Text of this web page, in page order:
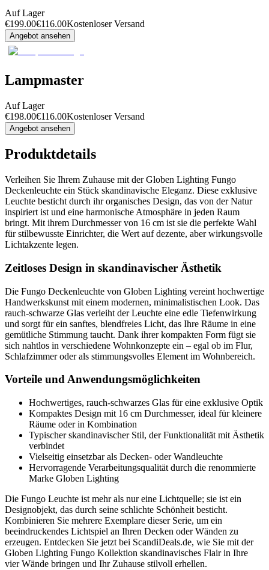
Auf Lager
€199.00€116.00Kostenloser Versand
Angebot ansehen
Lampmaster
Auf Lager
€198.00€116.00Kostenloser Versand
Angebot ansehen
Produktdetails
Verleihen Sie Ihrem Zuhause mit der Globen Lighting Fungo
Deckenleuchte ein Stück skandinavische Eleganz. Diese exklusive
Leuchte besticht durch ihr organisches Design, das von der Natur
inspiriert ist und eine harmonische Atmosphäre in jeden Raum
bringt. Mit ihrem Durchmesser von 16 cm ist sie die perfekte Wahl
für stilbewusste Einrichter, die Wert auf dezente, aber wirkungsvolle
Lichtakzente legen.
Zeitloses Design in skandinavischer Ästhetik
Die Fungo Deckenleuchte von Globen Lighting vereint hochwertige
Handwerkskunst mit einem modernen, minimalistischen Look. Das
rauch-schwarze Glas verleiht der Leuchte eine edle Tiefenwirkung
und sorgt für ein sanftes, blendfreies Licht, das Ihre Räume in eine
gemütliche Stimmung taucht. Dank ihrer kompakten Form fügt sie
sich nahtlos in verschiedene Wohnkonzepte ein – egal ob im Flur,
Schlafzimmer oder als stimmungsvolles Element im Wohnbereich.
Vorteile und Anwendungsmöglichkeiten
Hochwertiges, rauch-schwarzes Glas für eine exklusive Optik
Kompaktes Design mit 16 cm Durchmesser, ideal für kleinere
Räume oder in Kombination
Typischer skandinavischer Stil, der Funktionalität mit Ästhetik
verbindet
Vielseitig einsetzbar als Decken- oder Wandleuchte
Hervorragende Verarbeitungsqualität durch die renommierte
Marke Globen Lighting
Die Fungo Leuchte ist mehr als nur eine Lichtquelle; sie ist ein
Designobjekt, das durch seine schlichte Schönheit besticht.
Kombinieren Sie mehrere Exemplare dieser Serie, um ein
beeindruckendes Lichtspiel an Ihren Decken oder Wänden zu
erzeugen. Entdecken Sie jetzt bei ScandiDeals.de, wie Sie mit der
Globen Lighting Fungo Kollektion skandinavisches Flair in Ihre
vier Wände bringen und Ihr Zuhause stilvoll erhellen.